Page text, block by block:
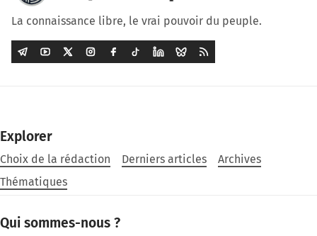
La connaissance libre, le vrai pouvoir du peuple.
Explorer
Choix de la rédaction Derniers articles
Archives
Thématiques
Qui sommes-nous ?